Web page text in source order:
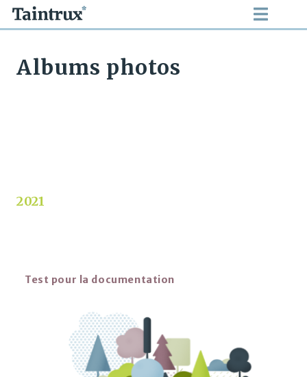
Albums photos
2021
Test pour la documentation